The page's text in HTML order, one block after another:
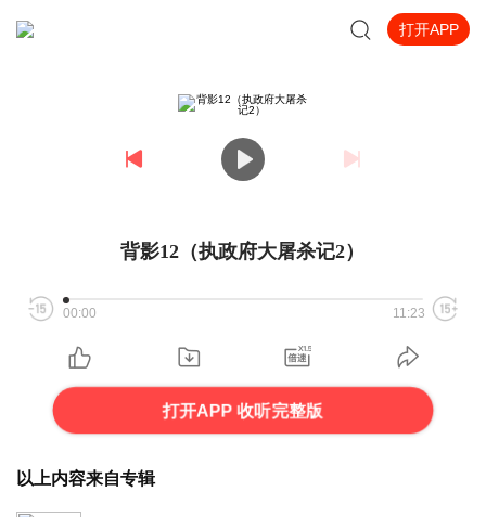
打开APP
背影12（执政府大屠杀记2）
00:00 11:23
打开APP 收听完整版
以上内容来自专辑